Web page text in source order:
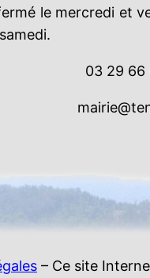
le mercredi et
03 29 66
– Ce site